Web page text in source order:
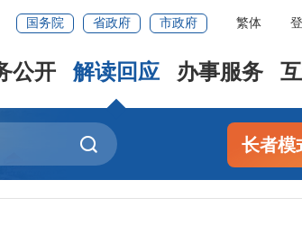
国务院 省政府 市政府 繁体
公开 解读回应 办事服务
长者模